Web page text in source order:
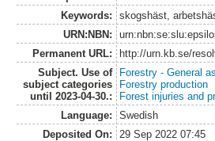
Keywords:
skogshäst,
URN:NBN:
Permanent URL:
http://urn.kb.se/
Subject. Use of
subject categories
until 2023-04-30.:
Forestry - General
Forestry production
Forest injuries and
Language:
Swedish
Deposited On:
29 Sep 2022 07:45